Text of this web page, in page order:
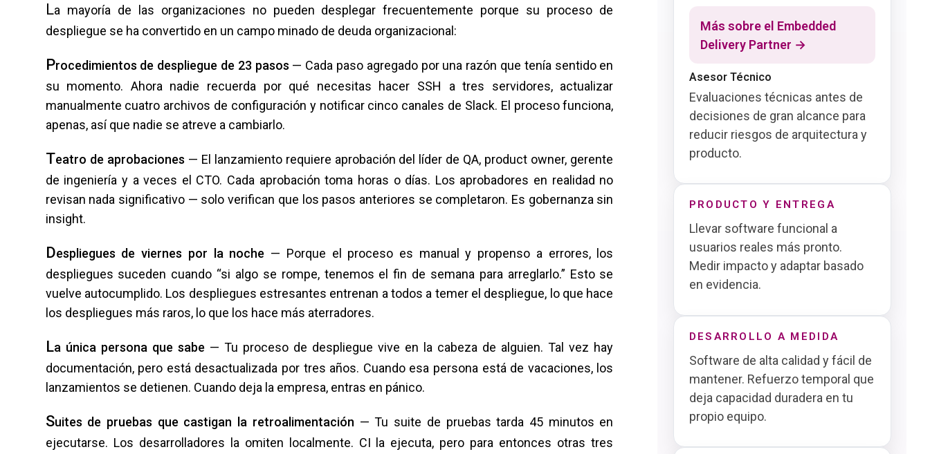
La mayoría de las organizaciones no pueden desplegar frecuentemente porque su proceso de
despliegue se ha convertido en un campo minado de deuda organizacional:
Procedimientos de despliegue de 23 pasos — Cada paso agregado por una razón que tenía sentido en
su momento. Ahora nadie recuerda por qué necesitas hacer SSH a tres servidores, actualizar
manualmente cuatro archivos de configuración y notificar cinco canales de Slack. El proceso funciona,
apenas, así que nadie se atreve a cambiarlo.
Teatro de aprobaciones — El lanzamiento requiere aprobación del líder de QA, product owner, gerente
de ingeniería y a veces el CTO. Cada aprobación toma horas o días. Los aprobadores en realidad no
revisan nada significativo — solo verifican que los pasos anteriores se completaron. Es gobernanza sin
insight.
Despliegues de viernes por la noche — Porque el proceso es manual y propenso a errores, los
despliegues suceden cuando “si algo se rompe, tenemos el fin de semana para arreglarlo.” Esto se
vuelve autocumplido. Los despliegues estresantes entrenan a todos a temer el despliegue, lo que hace
los despliegues más raros, lo que los hace más aterradores.
La única persona que sabe — Tu proceso de despliegue vive en la cabeza de alguien. Tal vez hay
documentación, pero está desactualizada por tres años. Cuando esa persona está de vacaciones, los
lanzamientos se detienen. Cuando deja la empresa, entras en pánico.
Suites de pruebas que castigan la retroalimentación — Tu suite de pruebas tarda 45 minutos en
ejecutarse. Los desarrolladores la omiten localmente. CI la ejecuta, pero para entonces otras tres
Más sobre el Embedded
Delivery Partner →
Asesor Técnico
Evaluaciones técnicas antes de
decisiones de gran alcance para
reducir riesgos de arquitectura y
producto.
PRODUCTO Y ENTREGA
Llevar software funcional a
usuarios reales más pronto.
Medir impacto y adaptar basado
en evidencia.
DESARROLLO A MEDIDA
Software de alta calidad y fácil de
mantener. Refuerzo temporal que
deja capacidad duradera en tu
propio equipo.